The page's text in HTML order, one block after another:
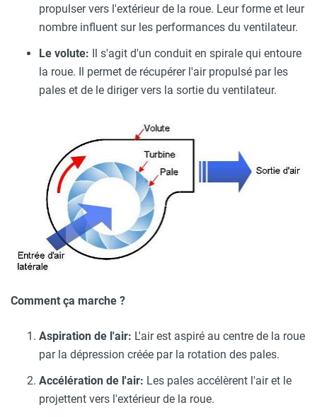
propulser vers l'extérieur de la roue. Leur forme et leur
nombre influent sur les performances du ventilateur.
Le volute: Il s'agit d'un conduit en spirale qui entoure
la roue. Il permet de récupérer l'air propulsé par les
pales et de le diriger vers la sortie du ventilateur.
Comment ça marche ?
Aspiration de l'air: L'air est aspiré au centre de la roue
par la dépression créée par la rotation des pales.
Accélération de l'air: Les pales accélèrent l'air et le
projettent vers l'extérieur de la roue.